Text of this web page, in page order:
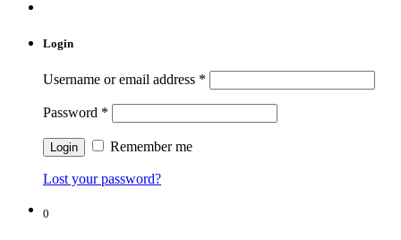
Login
Username or email address *
Password *
Remember me
Lost your password?
0